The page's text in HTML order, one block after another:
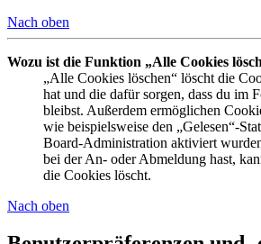
Nach oben
Wozu ist die Funktion „Alle Cookies
„Alle Cookies löschen“ löscht die
hat und die dafür sorgen, dass du im
bleibst. Außerdem ermöglichen
wie beispielsweise den „Gelesen“-
Board-Administration aktiviert
bei der An- oder Abmeldung hast,
die Cookies löscht.
Nach oben